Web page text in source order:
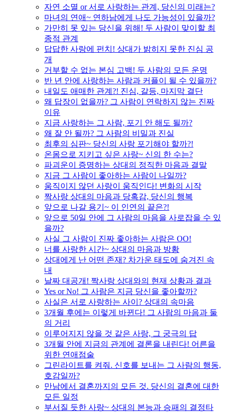
자연 소멸 or 서로 사랑하는 관계, 당신의 미래는?
마녀의 연애~ 연하남에게 나도 가능성이 있을까?
가만히 못 있는 당신을 위해! 두 사람이 맞이할 최
종적 관계
답답한 사랑에 펀치! 상대가 밝히지 못한 진심 공
개
거부할 수 없는 본심 고백! 두 사람의 모든 운명
반 년 안에 사랑하는 사람과 커플이 될 수 있을까?
내일도 애매한 관계?! 진심, 갈등, 마지막 결단
왜 답장이 없을까? 그 사람이 연락하지 않는 진짜
이유
지금 사랑하는 그 사람, 포기 안 해도 될까?
왜 잘 안 될까? 그 사람의 비밀과 진실
최후의 심판~ 당신의 사랑 포기해야 할까?!
온몸으로 지키고 싶은 사랑~ 신의 한 수는?
파괴운이 증명하는 상대의 정직한 마음과 결말
지금 그 사람이 좋아하는 사람이 나일까?
움직이지 않던 사랑이 움직인다! 변화의 시작
짝사랑 상대의 마음과 당혹감, 당신의 행복
앞으로 나갈 용기~ 이 인연의 끝은?!
앞으로 50일 안에 그 사람의 마음을 사로잡을 수 있
을까?
사실 그 사람이 진짜 좋아하는 사람은 OO!
너를 사랑한 시간~ 상대의 마음과 방황
상대에게 난 어떤 존재? 차가운 태도에 숨겨진 속
내
날짜 대공개! 짝사랑 상대와의 현재 상황과 결과
Yes or No! 그 사람은 지금 당신을 좋아할까?
사실은 서로 사랑하는 사이? 상대의 속마음
3개월 후에는 이렇게 바뀐다! 그 사람의 마음과 둘
의 거리
이루어지지 않을 것 같은 사랑, 그 궁극의 답
3개월 안에 지금의 관계에 결론을 내린다! 어른을
위한 연애점술
그린라이트를 켜줘. 신호를 보내는 그 사람의 행동,
호감일까?
만남에서 결혼까지의 모든 것. 당신의 결혼에 대한
모든 일정
부서질 듯한 사랑~ 상대의 본능과 승패의 결정타